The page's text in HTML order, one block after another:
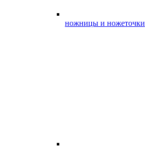
ножницы и ножеточки